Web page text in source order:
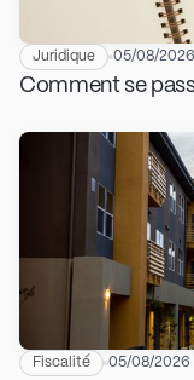
Juridique 05/08/2026
Comment se
Fiscalité 05/08/2026